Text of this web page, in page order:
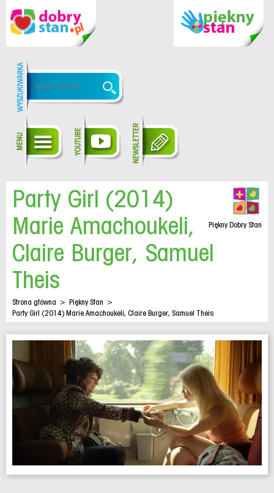
Piękny Dobry Stan
Party Girl (2014)
Marie Amachoukeli,
Claire Burger, Samuel
Theis
Strona główna > Piękny Stan >
Party Girl (2014) Marie Amachoukeli, Claire Burger, Samuel Theis